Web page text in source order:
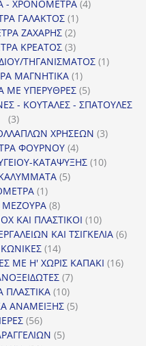
προϊόντα
- ΧΡΟΝΟΜΕΤΡΑ 44
ΓΑΛΑΚΤΟΣ 11
προϊόν
ΖΑΧΑΡΗΣ 22
προϊόντα
ΚΡΕΑΤΟΣ 33
προϊόντα
ΤΗΓΑΝΙΣΜΑΤΟΣ 11
ΜΑΓΝΗΤΙΚΑ 11
προϊόν
ΜΕ ΥΠΕΡΥΘΡΕΣ 55
προϊόντα
- ΚΟΥΤΑΛΕΣ - ΣΠΑΤΟΥΛΕΣ
33
προϊόνταΧΡΗΣΕΩΝ 33
ΦΟΥΡΝΟΥ 44
προϊόντα
ΚΑΤΑΨΥΞΗΣ 1010
55
11
προϊόν
ΜΕΖΟΥΡΑ 88
προϊόντα
ΚΑΙ ΠΛΑΣΤΙΚΟΙ 1010
προϊόντα
ΚΑΙ ΤΣΙΓΚΕΛΙΑ 66
1414
προϊόντα
ΜΕ Η' ΧΩΡΙΣ ΚΑΠΑΚΙ 1616
77
ΠΛΑΣΤΙΚΑ 1010
προϊόντα
ΑΝΑΜΕΙΞΗΣ 55
5656
προϊόντα
55